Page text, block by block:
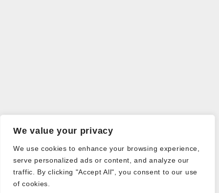
We value your privacy
We use cookies to enhance your browsing experience,
serve personalized ads or content, and analyze our
traffic. By clicking "Accept All", you consent to our use
of cookies.